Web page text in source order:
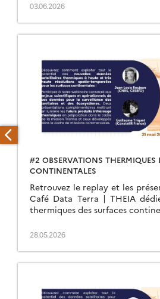
03.06.2026
#2 OBSERVATIONS THERMIQUES
CONTINENTALES
Retrouvez le replay et les
Café Data Terra | THEIA
thermiques des surfaces
28.05.2026